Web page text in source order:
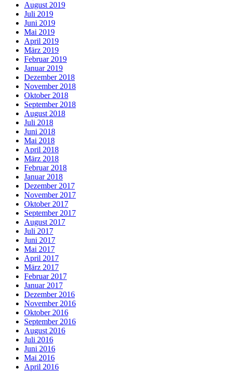
August 2019
Juli 2019
Juni 2019
Mai 2019
April 2019
März 2019
Februar 2019
Januar 2019
Dezember 2018
November 2018
Oktober 2018
September 2018
August 2018
Juli 2018
Juni 2018
Mai 2018
April 2018
März 2018
Februar 2018
Januar 2018
Dezember 2017
November 2017
Oktober 2017
September 2017
August 2017
Juli 2017
Juni 2017
Mai 2017
April 2017
März 2017
Februar 2017
Januar 2017
Dezember 2016
November 2016
Oktober 2016
September 2016
August 2016
Juli 2016
Juni 2016
Mai 2016
April 2016